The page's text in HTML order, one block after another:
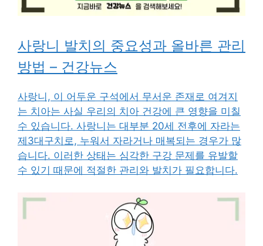
사랑니 발치의 중요성과 올바른 관리
방법 – 건강뉴스
사랑니, 이 어두운 구석에서 무서운 존재로 여겨지
는 치아는 사실 우리의 치아 건강에 큰 영향을 미칠
수 있습니다. 사랑니는 대부분 20세 전후에 자라는
제3대구치로, 누워서 자라거나 매복되는 경우가 많
습니다. 이러한 상태는 심각한 구강 문제를 유발할
수 있기 때문에 적절한 관리와 발치가 필요합니다.